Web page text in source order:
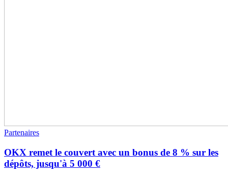
Partenaires
OKX remet le couvert avec un bonus de 8 % sur les
dépôts, jusqu'à 5 000 €